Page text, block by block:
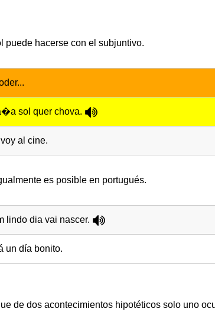
puede hacerse con el subjuntivo.
sol quer chova.
al cine.
es posible en portugués.
lindo dia vai nascer.
un día bonito.
de dos acontecimientos hipotéticos solo uno